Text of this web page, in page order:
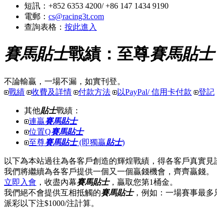
短訊：+852 6353 4200/ +86 147 1434 9190
電郵： cs@racing3t.com
查詢表格： 按此進入
賽馬貼士戰績：至尊賽馬貼士
不論輸贏，一場不漏，如實刊登。
戰績
收費及詳情 付款方法 以PayPal/ 信用卡付款 登記
其他貼士戰績：
連贏賽馬貼士
位置Q賽馬貼士
至尊賽馬貼士(即獨贏貼士)
以下為本站過往為各客戶創造的輝煌戰績，得各客戶真實見
我們將繼續為各客戶提供一個又一個贏錢機會，齊齊贏錢。
立即入會 ，收盡內幕賽馬貼士，贏取您第1桶金。
我們絕不會提供互相抵觸的賽馬貼士，例如：一場賽事最多
派彩以下注$1000/注計算。